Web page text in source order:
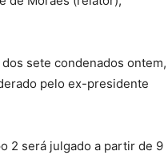
sete condenados ontem,
pelo ex-presidente
2 será julgado a partir de 9